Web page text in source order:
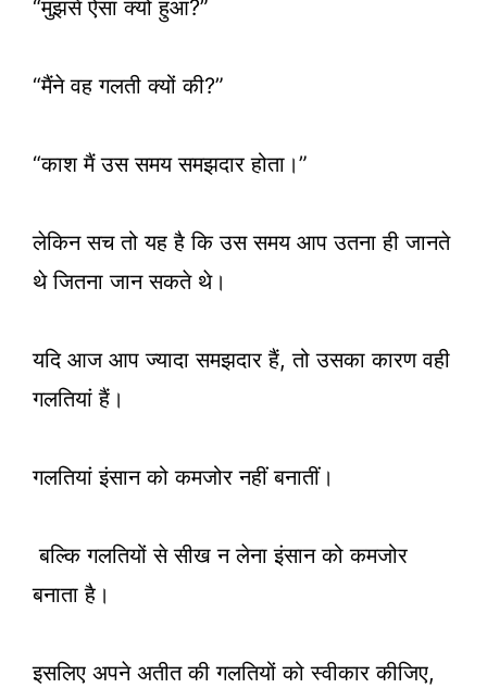
“मुझसे ऐसा क्यों हुआ?”
“मैंने वह गलती क्यों की?”
“काश मैं उस समय समझदार होता।”
लेकिन सच तो यह है कि उस समय आप उतना ही जानते
थे जितना जान सकते थे।
यदि आज आप ज्यादा समझदार हैं, तो उसका कारण वही
गलतियां हैं।
गलतियां इंसान को कमजोर नहीं बनातीं।
बल्कि गलतियों से सीख न लेना इंसान को कमजोर
बनाता है।
इसलिए अपने अतीत की गलतियों को स्वीकार कीजिए,